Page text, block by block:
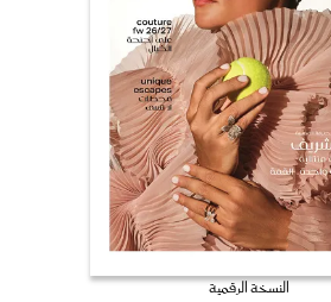
النسخة الرقمية